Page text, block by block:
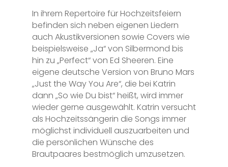
In ihrem Repertoire für Hochzeitsfeiern
befinden sich neben eigenen Liedern
auch Akustikversionen sowie Covers wie
beispielsweise „Ja“ von Silbermond bis
hin zu „Perfect“ von Ed Sheeren. Eine
eigene deutsche Version von Bruno Mars
„Just the Way You Are“, die bei Katrin
dann „So wie Du bist“ heißt, wird immer
wieder gerne ausgewählt. Katrin versucht
als Hochzeitssängerin die Songs immer
möglichst individuell auszuarbeiten und
die persönlichen Wünsche des
Brautpaares bestmöglich umzusetzen.